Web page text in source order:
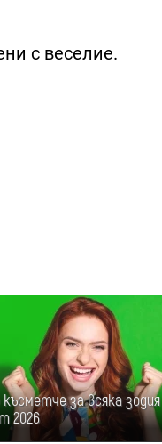
с веселие.
късметче за всяка
2026